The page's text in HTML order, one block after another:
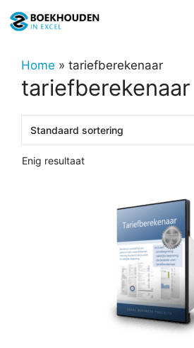
naar
inhoudHome » tariefberekenaar
tariefberekenaar
Enig resultaat